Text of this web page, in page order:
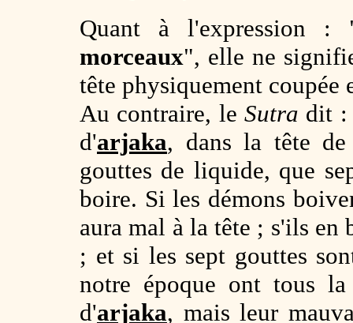
Quant à l'expression :
morceaux", elle ne
tête physiquement coupée
Au contraire, le Sutra dit :
d'arjaka, dans la tête
gouttes de liquide, que
boire. Si les démons
aura mal à la tête ; s'ils en
; et si les sept gouttes
notre époque ont tous la
d'arjaka, mais leur